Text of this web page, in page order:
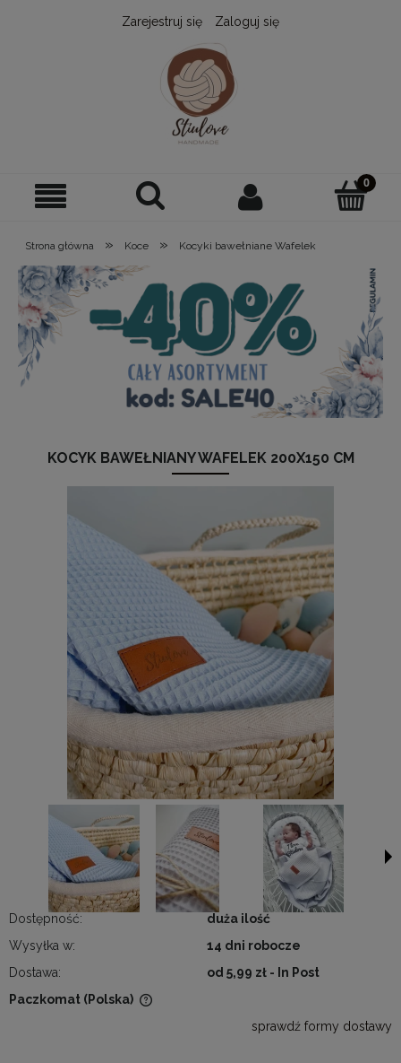
Zarejestruj się Zaloguj się
Strona główna » Koce » Kocyki bawełniane Wafelek
KOCYK BAWEŁNIANY WAFELEK 200X150 CM
Dostępność:
duża ilość
Wysyłka w:
14 dni robocze
Dostawa:
od 5,99 zł - In Post
Paczkomat (Polska)
sprawdź formy dostawy